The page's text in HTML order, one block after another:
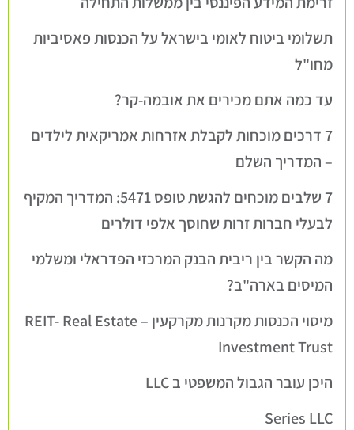
תשלומי ביטוח לאומי בישראל על הכנסות פאסיביות
מחו"ל
עד כמה אתם מכירים את אובמה-קר?
7 דרכים מוכחות לקבלת אזרחות אמריקאית לילדים
– המדריך השלם
7 שלבים מוכחים להגשת טופס 5471: המדריך המקיף
לבעלי חברות זרות שחוסך אלפי דולרים
מה הקשר בין ריבית הבנק המרכזי הפדראלי ומשלמי
המיסים בארה"ב?
מיסוי הכנסות מקרנות מקרקעין – REIT- Real Estate
Investment Trust
היכן עובר הגבול המשפטי ב LLC
Series LLC